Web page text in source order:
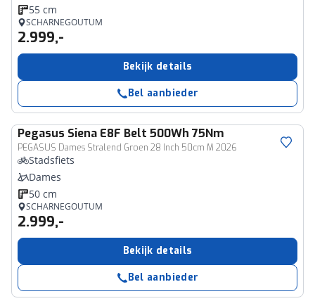
55 cm
SCHARNEGOUTUM
2.999,-
Bekijk details
Bel aanbieder
Pegasus Siena E8F Belt 500Wh 75Nm
PEGASUS Dames Stralend Groen 28 Inch 50cm M 2026
Stadsfiets
Dames
50 cm
SCHARNEGOUTUM
2.999,-
Bekijk details
Bel aanbieder